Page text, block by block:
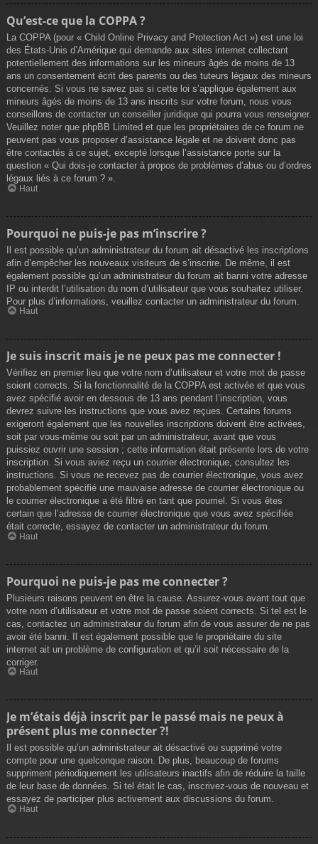
Qu’est-ce que la COPPA ?
La COPPA (pour « Child Online Privacy and Protection Act ») est une loi
des États-Unis d’Amérique qui demande aux sites internet collectant
potentiellement des informations sur les mineurs âgés de moins de 13
ans un consentement écrit des parents ou des tuteurs légaux des mineurs
concernés. Si vous ne savez pas si cette loi s’applique également aux
mineurs âgés de moins de 13 ans inscrits sur votre forum, nous vous
conseillons de contacter un conseiller juridique qui pourra vous renseigner.
Veuillez noter que phpBB Limited et que les propriétaires de ce forum ne
peuvent pas vous proposer d’assistance légale et ne doivent donc pas
être contactés à ce sujet, excepté lorsque l’assistance porte sur la
question « Qui dois-je contacter à propos de problèmes d’abus ou d’ordres
légaux liés à ce forum ? ».
Haut
Pourquoi ne puis-je pas m’inscrire ?
Il est possible qu’un administrateur du forum ait désactivé les inscriptions
afin d’empêcher les nouveaux visiteurs de s’inscrire. De même, il est
également possible qu’un administrateur du forum ait banni votre adresse
IP ou interdit l’utilisation du nom d’utilisateur que vous souhaitez utiliser.
Pour plus d’informations, veuillez contacter un administrateur du forum.
Haut
Je suis inscrit mais je ne peux pas me connecter !
Vérifiez en premier lieu que votre nom d’utilisateur et votre mot de passe
soient corrects. Si la fonctionnalité de la COPPA est activée et que vous
avez spécifié avoir en dessous de 13 ans pendant l’inscription, vous
devrez suivre les instructions que vous avez reçues. Certains forums
exigeront également que les nouvelles inscriptions doivent être activées,
soit par vous-même ou soit par un administrateur, avant que vous
puissiez ouvrir une session ; cette information était présente lors de votre
inscription. Si vous aviez reçu un courrier électronique, consultez les
instructions. Si vous ne recevez pas de courrier électronique, vous avez
probablement spécifié une mauvaise adresse de courrier électronique ou
le courrier électronique a été filtré en tant que pourriel. Si vous êtes
certain que l’adresse de courrier électronique que vous avez spécifiée
était correcte, essayez de contacter un administrateur du forum.
Haut
Pourquoi ne puis-je pas me connecter ?
Plusieurs raisons peuvent en être la cause. Assurez-vous avant tout que
votre nom d’utilisateur et votre mot de passe soient corrects. Si tel est le
cas, contactez un administrateur du forum afin de vous assurer de ne pas
avoir été banni. Il est également possible que le propriétaire du site
internet ait un problème de configuration et qu’il soit nécessaire de la
corriger.
Haut
Je m’étais déjà inscrit par le passé mais ne peux à
présent plus me connecter ?!
Il est possible qu’un administrateur ait désactivé ou supprimé votre
compte pour une quelconque raison. De plus, beaucoup de forums
suppriment périodiquement les utilisateurs inactifs afin de réduire la taille
de leur base de données. Si tel était le cas, inscrivez-vous de nouveau et
essayez de participer plus activement aux discussions du forum.
Haut